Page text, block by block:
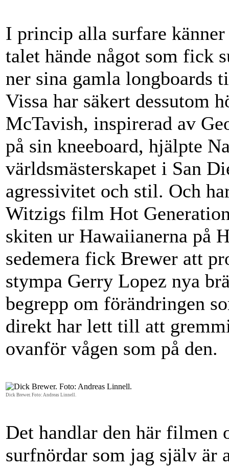
I princip alla surfare
talet hände något som fick
ner sina gamla longboards
Vissa har säkert dessutom
McTavish, inspirerad av
på sin kneeboard, hjälpte
världsmästerskapet i San
agressivitet och stil. Och
Witzigs film Hot
skiten ur Hawaiianerna på
sedemera fick Brewer att
stympa Gerry Lopez nya
begrepp om förändringen
direkt har lett till att
ovanför vågen som på den.
Dick Brewer. Foto: Andreas Linnell.
Det handlar den här filmen
surfnördar som jag själv är